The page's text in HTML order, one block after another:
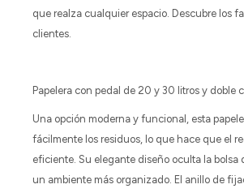
que realza cualquier espacio. Descubre los
clientes.
Papelera con pedal de 20 y 30 litros y doble
Una opción moderna y funcional, esta
fácilmente los residuos, lo que hace que el
eficiente. Su elegante diseño oculta la bolsa
un ambiente más organizado. El anillo de